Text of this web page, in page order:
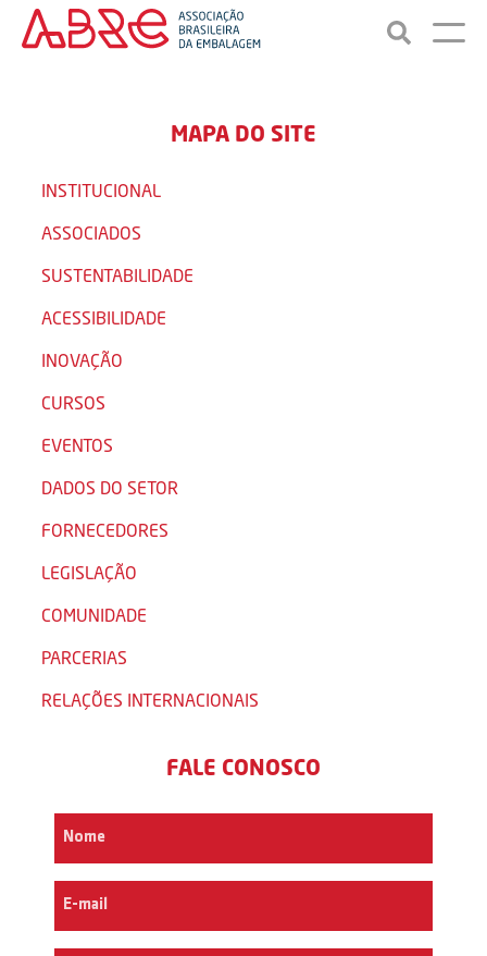
MAPA DO SITE
INSTITUCIONAL
ASSOCIADOS
SUSTENTABILIDADE
ACESSIBILIDADE
INOVAÇÃO
CURSOS
EVENTOS
DADOS DO SETOR
FORNECEDORES
LEGISLAÇÃO
COMUNIDADE
PARCERIAS
RELAÇÕES INTERNACIONAIS
FALE CONOSCO